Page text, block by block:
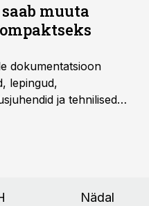
muuta
dokumentatsioon
lepingud,
ja tehnilised
Nädal